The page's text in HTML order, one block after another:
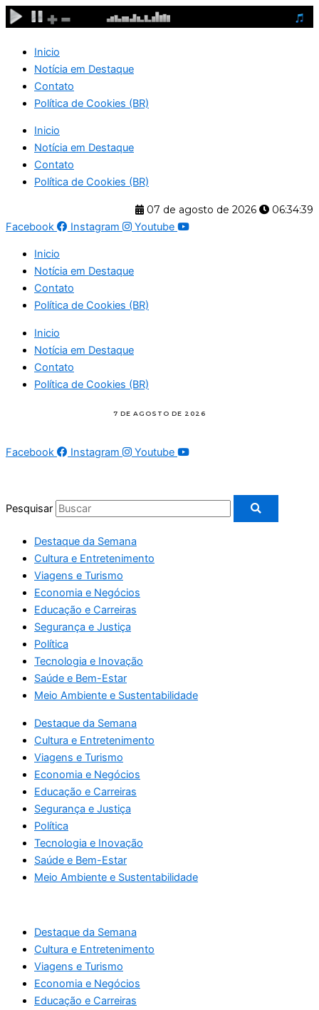
Ir
para
conteúdo
Inicio
Notícia em Destaque
Contato
Política de Cookies (BR)
Inicio
Notícia em Destaque
Contato
Política de Cookies (BR)
07 de agosto de 2026
06:34:39
Facebook
Instagram Youtube
Inicio
Notícia em Destaque
Contato
Política de Cookies (BR)
Inicio
Notícia em Destaque
Contato
Política de Cookies (BR)
Facebook Instagram Youtube
Pesquisar
Destaque da Semana
Cultura e Entretenimento
Viagens e Turismo
Economia e Negócios
Educação e Carreiras
Segurança e Justiça
Política
Tecnologia e Inovação
Saúde e Bem-Estar
Meio Ambiente e Sustentabilidade
Destaque da Semana
Cultura e Entretenimento
Viagens e Turismo
Economia e Negócios
Educação e Carreiras
Segurança e Justiça
Política
Tecnologia e Inovação
Saúde e Bem-Estar
Meio Ambiente e Sustentabilidade
Destaque da Semana
Cultura e Entretenimento
Viagens e Turismo
Economia e Negócios
Educação e Carreiras